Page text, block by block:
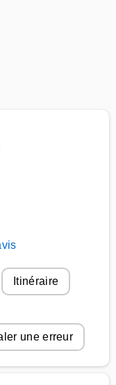
Itinéraire
une erreur